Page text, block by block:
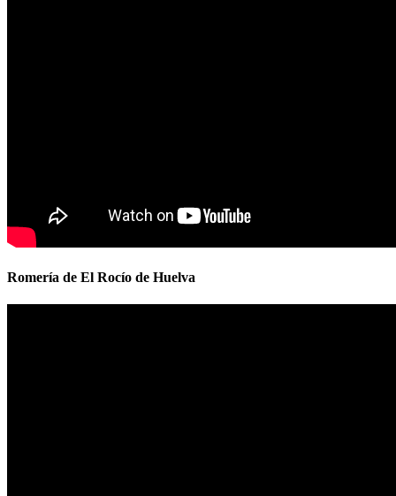
Romería de El Rocío de Huelva